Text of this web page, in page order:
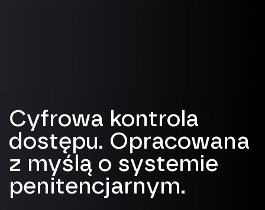
Cyfrowa kontrola
dostępu. Opracowana
z myślą o systemie
penitencjarnym.